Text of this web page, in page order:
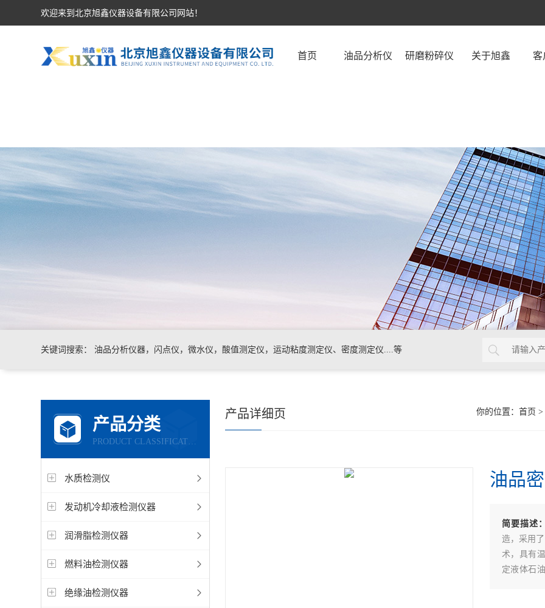
欢迎来到北京旭鑫仪器设备有限公司网站！
首页 油品分析仪 研磨粉碎仪 关于旭鑫 客
关键词搜索： 油品分析仪器，闪点仪，微水仪，酸值测定仪，运动粘度测定仪、密度测定仪....等
产品分类
PRODUCT CLASSIFICATION
水质检测仪
发动机冷却液检测仪器
润滑脂检测仪器
燃料油检测仪器
绝缘油检测仪器
你的位置： 首页 >
产品详细页
油品
简要描述
造，采用
术，具有
定液体石